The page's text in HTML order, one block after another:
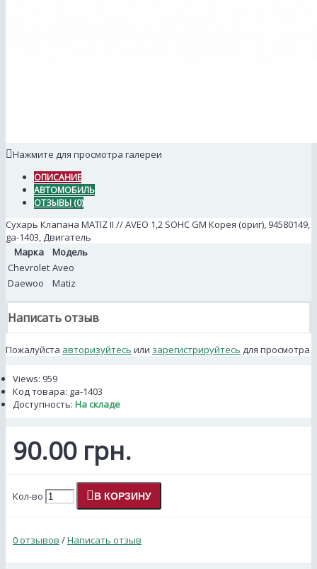
Нажмите для просмотра галереи
ОПИСАНИЕ
АВТОМОБИЛЬ
ОТЗЫВЫ (0)
Сухарь Клапана MATIZ II // AVEO 1,2 SOHC GM Корея (ориг), 94580149,
ga-1403, Двигатель
Марка
Модель
Chevrolet Aveo
Daewoo
Matiz
Написать отзыв
Пожалуйста авторизуйтесь или зарегистрируйтесь для просмотра
Views: 959
Код товара: ga-1403
Доступность: На складе
90.00 грн.
Кол-во В КОРЗИНУ
0 отзывов /Написать отзыв